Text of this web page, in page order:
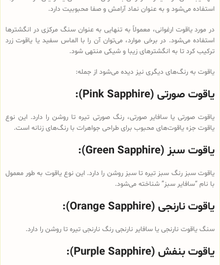
استفاده می‌شود و به عنوان نماد آرامش و صفا محبوبیت دارد.
در مورد یاقوت ارغوانی، معمولاً به تنهایی به عنوان سنگ مرکزی در انگشترها
استفاده می‌شود. در برخی موارد، می‌توان آن را با الماس سفید یا یاقوت زرد
ترکیب کرد تا به انگشترهای زیبا و شیکی منتهی شود.
یاقوت به رنگ‌های دیگری نیز دیده می‌شود از جمله:
یاقوت صورتی (Pink Sapphire):
یاقوت صورتی یا سافایر صورتی، رنگ صورتی تیره تا روشن را دارد. این نوع
یاقوت جزء یاقوت‌های محبوب برای طراحی جواهرات با رنگ‌های زنانه است.
یاقوت سبز (Green Sapphire):
یاقوت سبز رنگ سبز تیره تا سبز روشن را دارد. این نوع یاقوت به طور معمول
با نام “سافایر سبز” شناخته می‌شود.
یاقوت نارنجی (Orange Sapphire):
سنگ یاقوت نارنجی یا سافایر نارنجی رنگ نارنجی تیره تا روشن را دارد.
یاقوت بنفش (Purple Sapphire):